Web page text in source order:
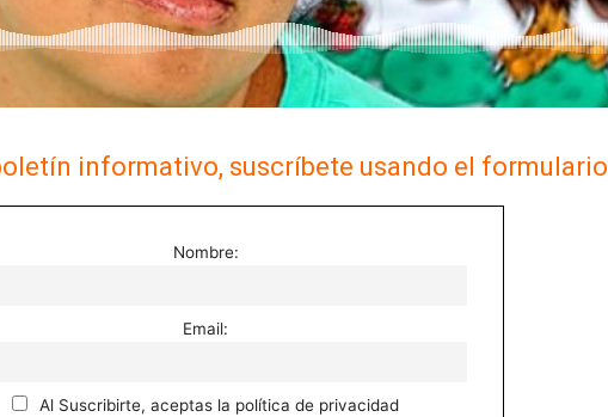
informativo, suscríbete usando el formulario
Nombre:
Email:
Al Suscribirte, aceptas la política de privacidad